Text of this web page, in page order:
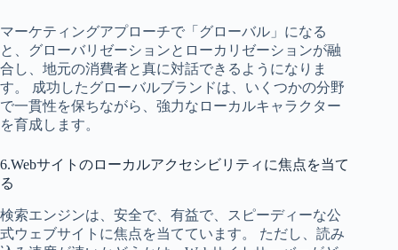
マーケティングアプローチで「グローバル」になる
と、グローバリゼーションとローカリゼーションが融
合し、地元の消費者と真に対話できるようになりま
す。 成功したグローバルブランドは、いくつかの分野
で一貫性を保ちながら、強力なローカルキャラクター
を育成します。
6.Webサイトのローカルアクセシビリティに焦点を当て
る
検索エンジンは、安全で、有益で、スピーディーな公
式ウェブサイトに焦点を当てています。 ただし、読み